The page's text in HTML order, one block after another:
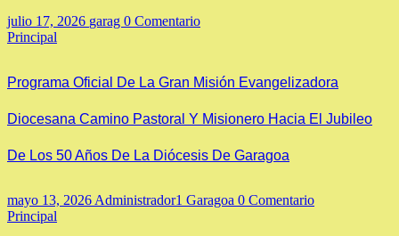
julio 17, 2026 garag 0 Comentario
Principal
Programa Oficial De La Gran Misión Evangelizadora
Diocesana Camino Pastoral Y Misionero Hacia El Jubileo
De Los 50 Años De La Diócesis De Garagoa
mayo 13, 2026Administrador1 Garagoa 0 Comentario
Principal